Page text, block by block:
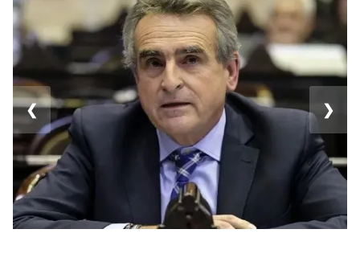
❮ ❯